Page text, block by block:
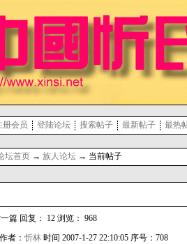
册会员 登陆论坛 搜索帖子 最新帖子 最热
坛首页 → 族人论坛 → 当前帖子
篇 回复： 12 浏览： 968
作者：忻林 时间 2007-1-27 22:10:05 序号：708